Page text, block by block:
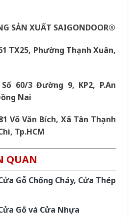
SẢN XUẤT SAIGONDOOR®
TX25, Phường Thạnh Xuân,
60/3 Đường 9, KP2, P.An
Nai
Võ Văn Bích, Xã Tân Thạnh
Tp.HCM
QUAN
Gỗ Chống Cháy, Cửa Thép
Gỗ và Cửa Nhựa